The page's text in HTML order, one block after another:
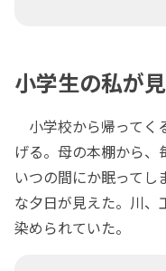
小学生の私が
小学校から帰ってく
げる。母の本棚から、
いつの間にか眠って
な夕日が見えた。川
染められていた。